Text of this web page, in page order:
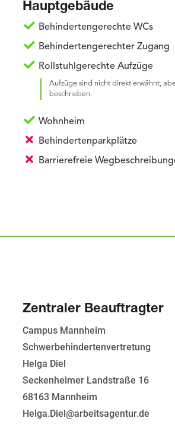
Hauptgebäude
Behindertengerechte WCs
Behindertengerechter Zugang
Rollstuhlgerechte Aufzüge
Aufzüge sind nicht direkt erwähnt,
beschrieben.
Wohnheim
Behindertenparkplätze
Barrierefreie
Zentraler Beauftragter
Campus Mannheim
Schwerbehindertenvertretung
Helga Diel
Seckenheimer Landstraße 16
68163 Mannheim
Helga.Diel@arbeitsagentur.de